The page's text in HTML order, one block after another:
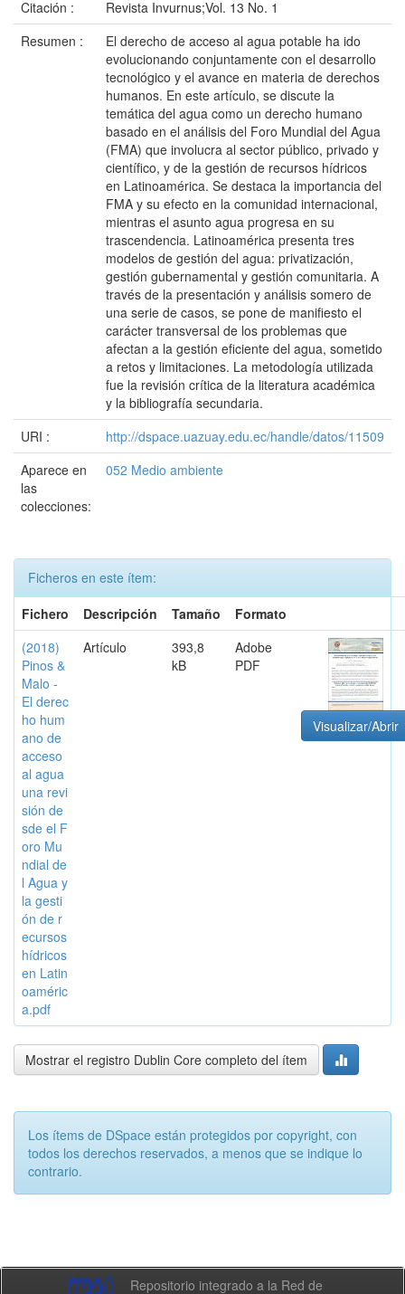
Citación :
Revista Invurnus;Vol. 13 No. 1
Resumen :
El derecho de acceso al agua potable ha ido
evolucionando conjuntamente con el desarrollo
tecnológico y el avance en materia de derechos
humanos. En este artículo, se discute la
temática del agua como un derecho humano
basado en el análisis del Foro Mundial del Agua
(FMA) que involucra al sector público, privado y
científico, y de la gestión de recursos hídricos
en Latinoamérica. Se destaca la importancia del
FMA y su efecto en la comunidad internacional,
mientras el asunto agua progresa en su
trascendencia. Latinoamérica presenta tres
modelos de gestión del agua: privatización,
gestión gubernamental y gestión comunitaria. A
través de la presentación y análisis somero de
una serie de casos, se pone de manifiesto el
carácter transversal de los problemas que
afectan a la gestión eficiente del agua, sometido
a retos y limitaciones. La metodología utilizada
fue la revisión crítica de la literatura académica
y la bibliografía secundaria.
URI :
http://dspace.uazuay.edu.ec/handle/datos/11509
Aparece en
las
colecciones:
052 Medio ambiente
Ficheros en este ítem:
Fichero
Descripción Tamaño
Formato
(2018)
Pinos &
Malo -
El derec
ho hum
ano de
acceso
al agua
una revi
sión de
sde el F
oro Mu
ndial de
l Agua y
la gesti
ón de r
ecursos
hídricos
en Latin
oaméric
a.pdf
Artículo
393,8
kB
Adobe
PDF
Visualizar/Abrir
Mostrar el registro Dublin Core completo del ítem
Los ítems de DSpace están protegidos por copyright, con
todos los derechos reservados, a menos que se indique lo
contrario.
Repositorio integrado a la Red de